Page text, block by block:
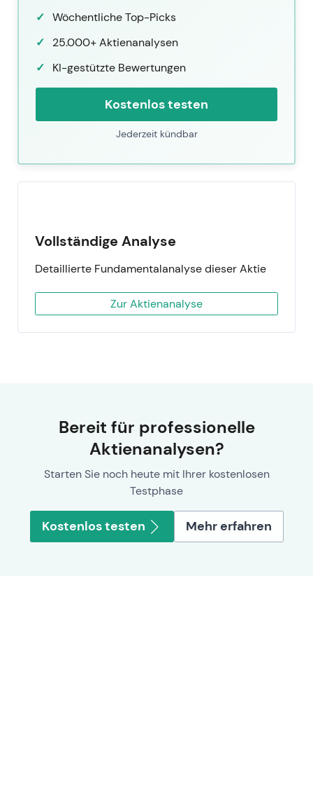
Wöchentliche Top-Picks
25.000+ Aktienanalysen
KI-gestützte Bewertungen
Kostenlos testen
Jederzeit kündbar
Vollständige Analyse
Detaillierte Fundamentalanalyse dieser Aktie
Zur Aktienanalyse
Bereit für professionelle
Aktienanalysen?
Starten Sie noch heute mit Ihrer kostenlosen
Testphase
Kostenlos testen Mehr erfahren